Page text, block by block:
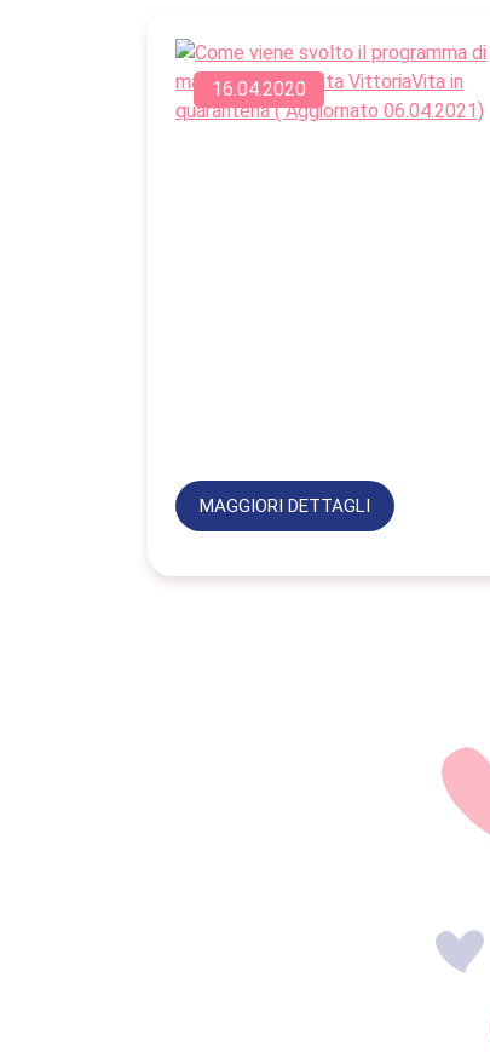
16.04.2020
MAGGIORI DETTAGLI